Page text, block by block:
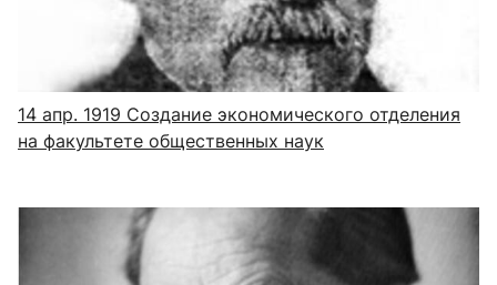
14 апр. 1919 Создание экономического отделения
на факультете общественных наук